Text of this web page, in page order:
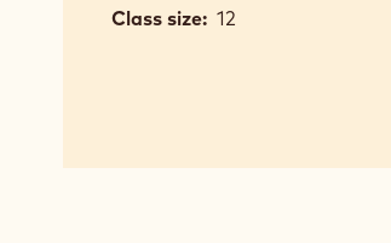
Class size: 12